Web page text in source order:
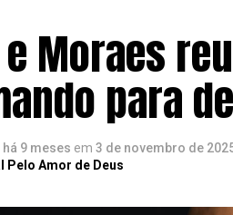
Moraes
para
há 9 meses em 3 de novembro de
Pelo Amor de Deus